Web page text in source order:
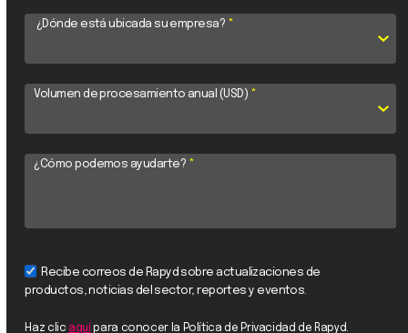
¿Dónde está ubicada su empresa? *
Volumen de procesamiento anual (USD) *
¿Cómo podemos ayudarte? *
Recibe correos de Rapyd sobre actualizaciones de
productos, noticias del sector, reportes y eventos.
Haz clic aquí para conocer la Política de Privacidad de Rapyd.